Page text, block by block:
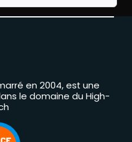
en 2004, est une
le domaine du High-